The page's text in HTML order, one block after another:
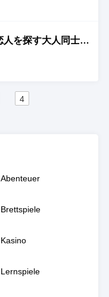
TSUNAGU 友達や恋人を探す大人同士を繋げるマッチング
4
Abenteuer
Brettspiele
Kasino
Lernspiele